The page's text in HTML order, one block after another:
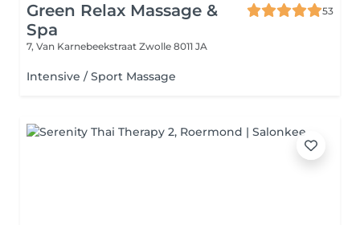
Green Relax Massage &
Spa
53
7, Van Karnebeekstraat Zwolle 8011 JA
Intensive / Sport Massage